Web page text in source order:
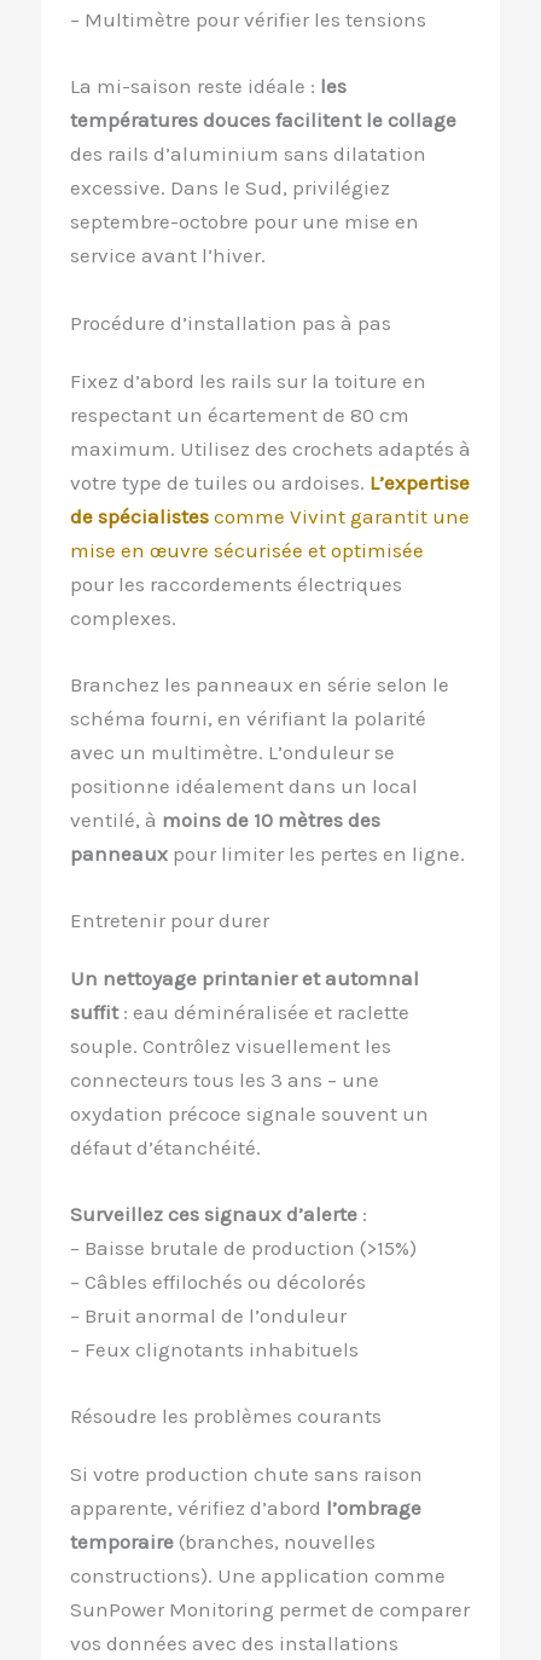
– Multimètre pour vérifier les tensions
La mi-saison reste idéale : les
températures douces facilitent le collage
des rails d’aluminium sans dilatation
excessive. Dans le Sud, privilégiez
septembre-octobre pour une mise en
service avant l’hiver.
Procédure d’installation pas à pas
Fixez d’abord les rails sur la toiture en
respectant un écartement de 80 cm
maximum. Utilisez des crochets adaptés à
votre type de tuiles ou ardoises. L’expertise
de spécialistes comme Vivint garantit une
mise en œuvre sécurisée et optimisée
pour les raccordements électriques
complexes.
Branchez les panneaux en série selon le
schéma fourni, en vérifiant la polarité
avec un multimètre. L’onduleur se
positionne idéalement dans un local
ventilé, à moins de 10 mètres des
panneaux pour limiter les pertes en ligne.
Entretenir pour durer
Un nettoyage printanier et automnal
suffit: eau déminéralisée et raclette
souple. Contrôlez visuellement les
connecteurs tous les 3 ans – une
oxydation précoce signale souvent un
défaut d’étanchéité.
Surveillez ces signaux d’alerte :
– Baisse brutale de production (>15%)
– Câbles effilochés ou décolorés
– Bruit anormal de l’onduleur
– Feux clignotants inhabituels
Résoudre les problèmes courants
Si votre production chute sans raison
apparente, vérifiez d’abord l’ombrage
temporaire (branches, nouvelles
constructions). Une application comme
SunPower Monitoring permet de comparer
vos données avec des installations